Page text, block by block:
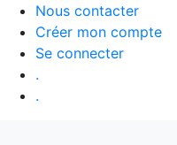
Nous contacter
Créer mon compte
Se connecter
.
.